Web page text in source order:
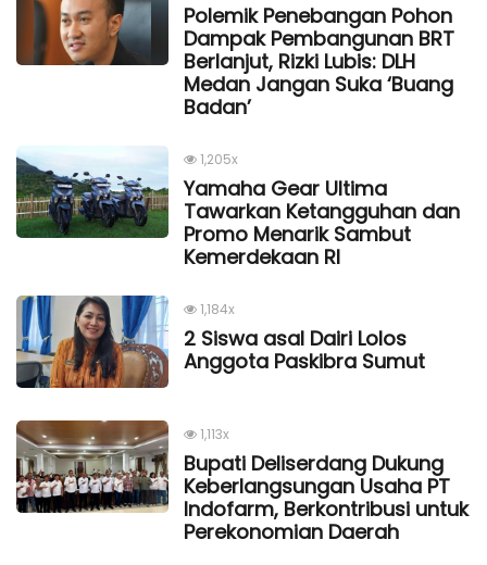
Polemik Penebangan Pohon
Dampak Pembangunan BRT
Berlanjut, Rizki Lubis: DLH
Medan Jangan Suka ‘Buang
Badan’
1,205x
Yamaha Gear Ultima
Tawarkan Ketangguhan dan
Promo Menarik Sambut
Kemerdekaan Rl
1,184x
2 Siswa asal Dairi Lolos
Anggota Paskibra Sumut
1,113x
Bupati Deliserdang Dukung
Keberlangsungan Usaha PT
Indofarm, Berkontribusi untuk
Perekonomian Daerah